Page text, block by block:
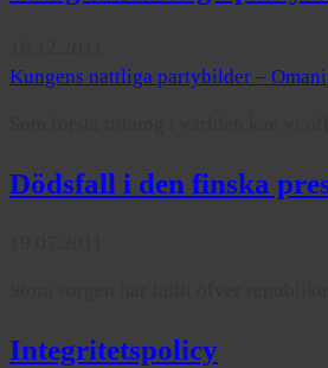
Kungens nattliga partybilder –
Dödsfall i den finska
Integritetspolicy